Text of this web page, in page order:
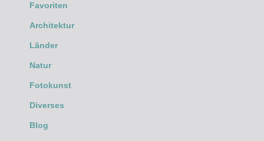
Favoriten
Architektur
Länder
Natur
Fotokunst
Diverses
Blog